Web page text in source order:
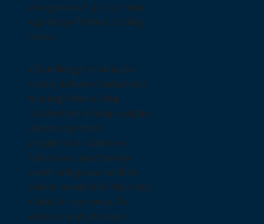
ove godine 3. put po redu
ugostio je filmove iz celog
sveta.
Od velikog je značaja za
razvoj kulture i budućnost
kratkog filma u Srbiji.
Studentima u Srbiji svakako
donosi ogromne
mogućnosti razmene
iskustava, upoznavanje
novih kolega sa različitih
velikih umetničkih fakulteta
i škola širom sveta. To
otvara i vrata buduće